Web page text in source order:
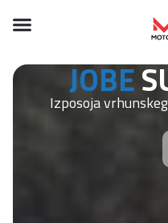
JOBE
Izposoja